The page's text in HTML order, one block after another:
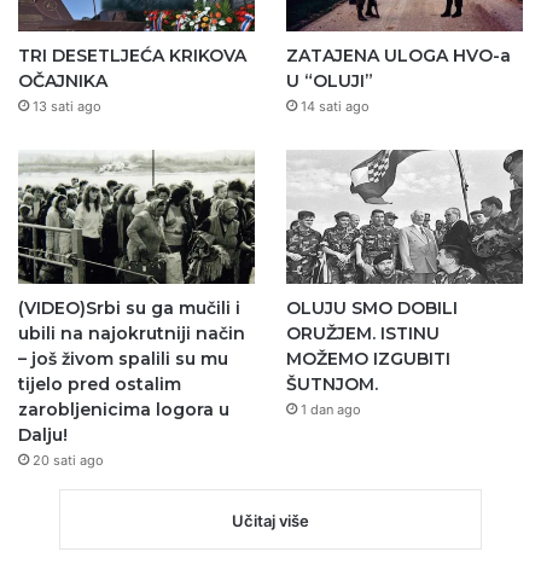
TRI DESETLJEĆA KRIKOVA
OČAJNIKA
13 sati ago
ZATAJENA ULOGA HVO-a
U “OLUJI”
14 sati ago
(VIDEO)Srbi su ga mučili i
ubili na najokrutniji način
– još živom spalili su mu
tijelo pred ostalim
zarobljenicima logora u
Dalju!
20 sati ago
OLUJU SMO DOBILI
ORUŽJEM. ISTINU
MOŽEMO IZGUBITI
ŠUTNJOM.
1 dan ago
Učitaj više